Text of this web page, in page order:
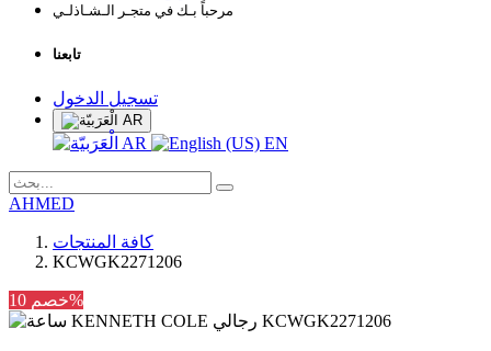
مرحباً بـك في متجـر الـشـاذلـي
تابعنا
تسجيل الدخول
AR
AR EN
AHMED
كافة المنتجات
KCWGK2271206
خصم 10%